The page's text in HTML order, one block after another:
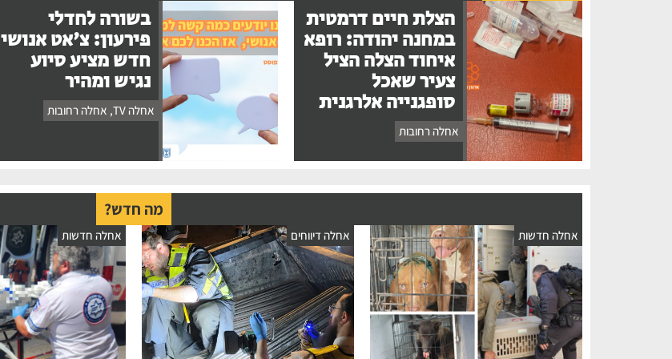
הצלת חיים דרמטית
במחנה יהודה: רופא
איחוד הצלה הציל
צעיר שאכל
סופגנייה אלרגנית
אחלה רחובות
בשורה לחדלי
פירעון: צ'אט אנושי
חדש מציע סיוע
נגיש ומהיר
אחלה TV , אחלה רחובות
מה חדש?
אחלה חדשות אחלה דיווחים אחלה חדשות